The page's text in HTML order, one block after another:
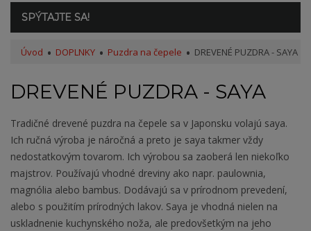
SPÝTAJTE SA!
Úvod DOPLNKY Puzdra na čepele DREVENÉ PUZDRA - SAYA
DREVENÉ PUZDRA - SAYA
Tradičné drevené puzdra na čepele sa v Japonsku volajú saya.
Ich ručná výroba je náročná a preto je saya takmer vždy
nedostatkovým tovarom. Ich výrobou sa zaoberá len niekoľko
majstrov. Používajú vhodné dreviny ako napr. paulownia,
magnólia alebo bambus. Dodávajú sa v prírodnom prevedení,
alebo s použitím prírodných lakov. Saya je vhodná nielen na
uskladnenie kuchynského noža, ale predovšetkým na jeho